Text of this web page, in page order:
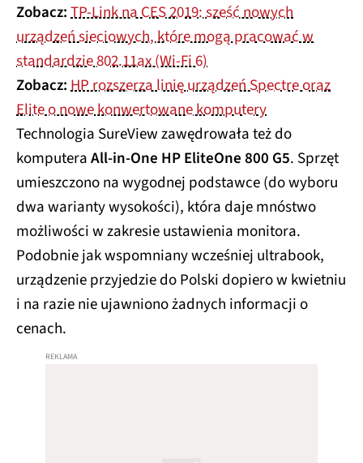
Zobacz:TP-Link na CES 2019: sześć nowych
urządzeń sieciowych, które mogą pracować w
standardzie 802.11ax (Wi-Fi 6)
Zobacz:HP rozszerza linię urządzeń Spectre oraz
Elite o nowe konwertowane komputery
Technologia SureView zawędrowała też do
komputeraAll-in-One HP EliteOne 800 G5. Sprzęt
umieszczono na wygodnej podstawce (do wyboru
dwa warianty wysokości), która daje mnóstwo
możliwości w zakresie ustawienia monitora.
Podobnie jak wspomniany wcześniej ultrabook,
urządzenie przyjedzie do Polski dopiero w kwietniu
i na razie nie ujawniono żadnych informacji o
cenach.